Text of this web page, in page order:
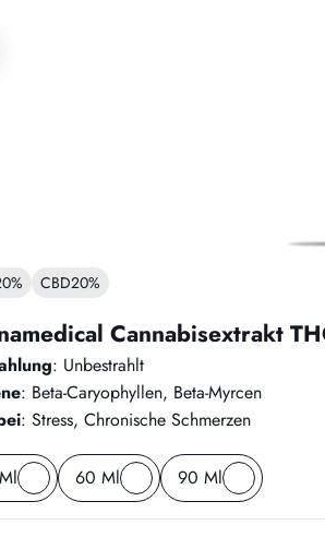
CBD20%
Cannabisextrakt
: Unbestrahlt
: Beta-Caryophyllen, Beta-Myrcen
: Stress, Chronische Schmerzen
60 Ml 90 Ml